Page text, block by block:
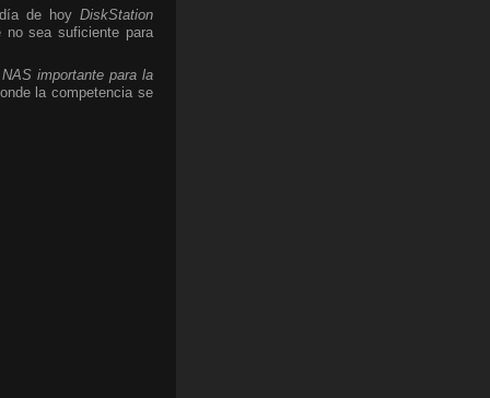
de hoy DiskStation
sea suficiente para
NAS importante para la
la competencia se